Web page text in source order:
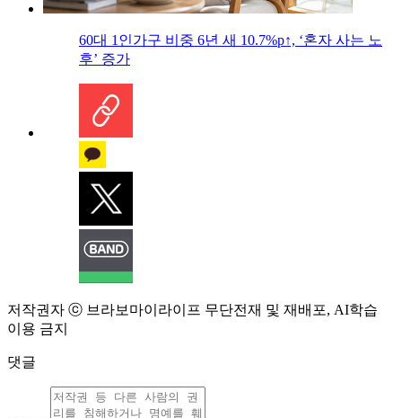
60대 1인가구 비중 6년 새 10.7%p↑, ‘혼자 사는 노
후’ 증가
저작권자 ⓒ 브라보마이라이프 무단전재 및 재배포, AI학습
이용 금지
댓글